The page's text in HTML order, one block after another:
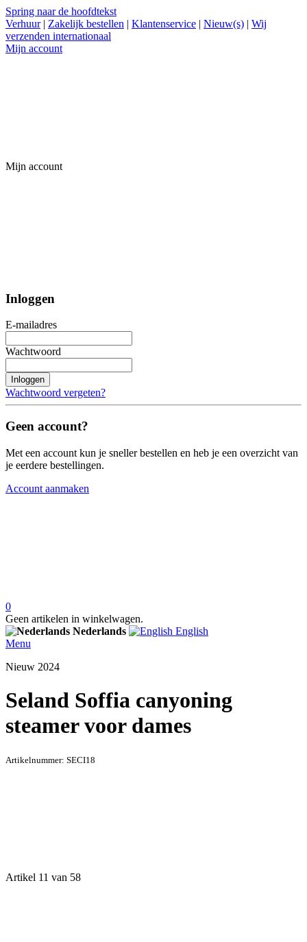
Spring naar de hoofdtekst
Verhuur | Zakelijk bestellen | Klantenservice | Nieuw(s) | Wij
verzenden internationaal
Mijn account
Mijn account
Inloggen
E-mailadres
Wachtwoord
Inloggen
Wachtwoord vergeten?
Geen account?
Met een account kun je sneller bestellen en heb je een overzicht van
je eerdere bestellingen.
Account aanmaken
0
Geen artikelen in winkelwagen.
Nederlands
English
Menu
Nieuw 2024
Seland Soffia canyoning
steamer voor dames
Artikelnummer: SECI18
Artikel 11 van 58